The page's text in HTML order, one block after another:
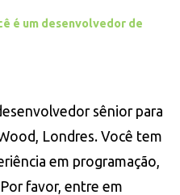
é um desenvolvedor de
sênior para
Londres. Você tem
em programação,
favor, entre em